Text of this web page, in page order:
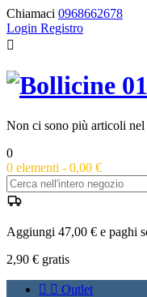
Chiamaci 0968662678
Login Registro

Non ci sono più articoli
0
0 elementi - 0,00 €
Aggiungi 47,00 € e paghi
2,90 € gratis
  Outlet